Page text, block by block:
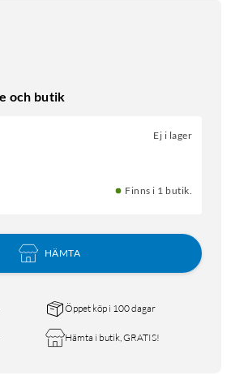
och butik
Ej i lager
Finns i 1 butik.
HÄMTA
Öppet köp i 100 dagar
Hämta i butik, GRATIS!